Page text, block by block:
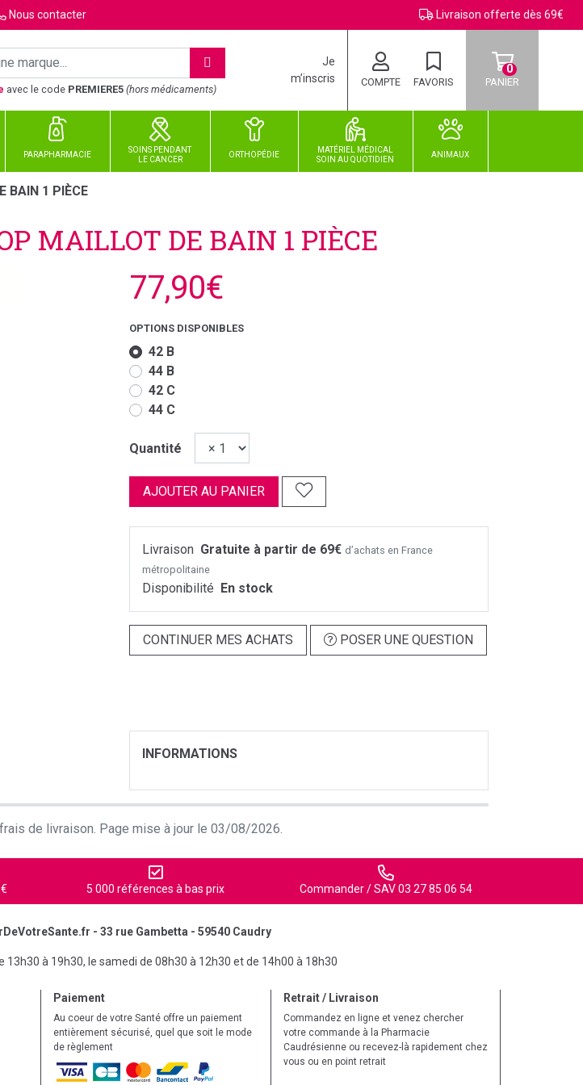
Nous contacter Livraison offerte dès 69€
avec le code PREMIERE5 (hors médicaments)
Je
m’inscris
COMPTE FAVORIS PANIER
0
PARAPHARMACIE
SOINS PENDANT
LE CANCER
ORTHOPÉDIE
MATÉRIEL MÉDICAL
SOINAUQUOTIDIEN
ANIMAUX
BAIN 1 PIÈCE
MAILLOT DE BAIN 1 PIÈCE
77,90€
OPTIONS DISPONIBLES
42 B
44 B
42 C
44 C
Quantité
AJOUTER AU PANIER
Livraison Gratuite à partir de 69€ d’achats en France
métropolitaine
Disponibilité En stock
CONTINUER MES ACHATS POSER UNE QUESTION
INFORMATIONS
de livraison. Page mise à jour le 03/08/2026.
5 000 références à bas prix Commander / SAV 03 27 85 06 54
- 33 rue Gambetta - 59540 Caudry
à 19h30, le samedi de 08h30 à 12h30 et de 14h00 à 18h30
Paiement
Au coeur de votre Santé offre un paiement
entièrement sécurisé, quel que soit le mode
de règlement
Retrait / Livraison
Commandez en ligne et venez chercher
votre commande à la Pharmacie
Caudrésienne ou recevez-là rapidement chez
vous ou en point retrait